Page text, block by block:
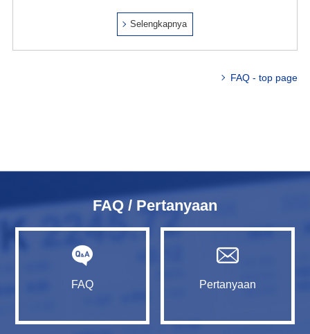
Selengkapnya
FAQ - top page
FAQ / Pertanyaan
FAQ Pertanyaan